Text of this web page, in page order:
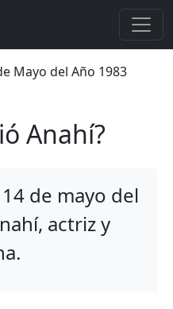
de ayuda a la
Mayo del Año 1983
Anahí?
de mayo del
actriz y